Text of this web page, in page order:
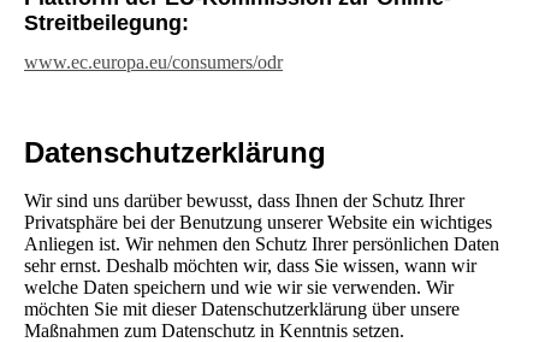
Streitbeilegung:
www.ec.europa.eu/consumers/odr
Datenschutz­erklärung
Wir sind uns darüber bewusst, dass Ihnen der Schutz Ihrer
Privatsphäre bei der Benutzung unserer Website ein wichtiges
Anliegen ist. Wir nehmen den Schutz Ihrer persönlichen Daten
sehr ernst. Deshalb möchten wir, dass Sie wissen, wann wir
welche Daten speichern und wie wir sie verwenden. Wir
möchten Sie mit dieser Datenschutzerklärung über unsere
Maßnahmen zum Datenschutz in Kenntnis setzen.